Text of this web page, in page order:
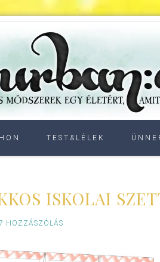
TEST&LÉLEK
ISKOLAI
HOZZÁSZÓLÁS